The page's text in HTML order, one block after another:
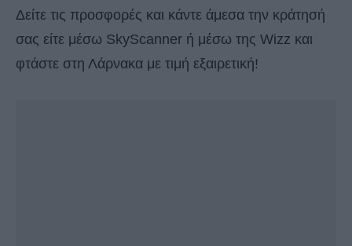
Δείτε τις προσφορές και κάντε άμεσα την κράτησή
σας είτε μέσω SkyScanner ή μέσω της Wizz και
φτάστε στη Λάρνακα με τιμή εξαιρετική!